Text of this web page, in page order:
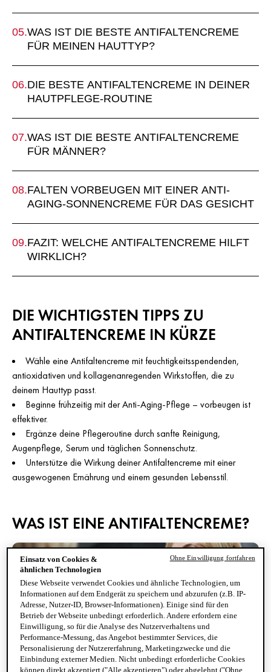
WAS IST DIE BESTE ANTIFALTENCREME
FÜR MEINEN HAUTTYP?
DIE BESTE ANTIFALTENCREME IN DEINER
HAUTPFLEGE-ROUTINE
WAS IST DIE BESTE ANTIFALTENCREME
FÜR MÄNNER?
FALTEN VORBEUGEN MIT EINER ANTI-
AGING-SONNENCREME FÜR DAS GESICHT
FAZIT: WELCHE ANTIFALTENCREME HILFT
WIRKLICH?
DIE WICHTIGSTEN TIPPS ZU
ANTIFALTENCREME IN KÜRZE
Wähle eine Antifaltencreme mit feuchtigkeitsspendenden,
antioxidativen und kollagenanregenden Wirkstoffen, die zu
deinem Hauttyp passt.
Beginne frühzeitig mit der Anti-Aging-Pflege – vorbeugen ist
effektiver.
Ergänze deine Pflegeroutine durch sanfte Reinigung,
Augenpflege, Serum und täglichen Sonnenschutz.
Unterstütze die Wirkung deiner Antifaltencreme mit einer
ausgewogenen Ernährung und einem gesunden Lebensstil.
WAS IST EINE ANTIFALTENCREME?
Einsatz von Cookies &
ähnlichen Technologien
Diese Webseite verwendet Cookies und ähnliche Technologien, um
Informationen auf dem Endgerät zu speichern und abzurufen (z.B. IP-
Adresse, Nutzer-ID, Browser-Informationen). Einige sind für den
Betrieb der Webseite unbedingt erforderlich. Andere erfordern eine
Einwilligung, so für die Analyse des Nutzerverhaltens und
Performance-Messung, das Angebot bestimmter Services, die
Personalisierung der Nutzererfahrung, Marketingzwecke und die
Einbindung externer Medien. Nicht unbedingt erforderliche Cookies
können direkt akzeptiert ("Alle akzeptieren") oder abgelehnt ("Ohne
Ohne Einwilligung fortfahren